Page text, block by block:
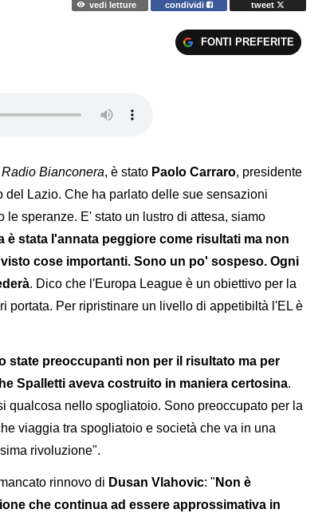
vedi letture condividi tweet
FONTI PREFERITE
Radio Bianconera, è stato Paolo Carraro, presidente
Lazio. Che ha parlato delle sue sensazioni
speranze. E' stato un lustro di attesa, siamo
è stata l'annata peggiore come risultati ma non
cose importanti. Sono un po' sospeso. Ogni
. Dico che l'Europa League è un obiettivo per la
portata. Per ripristinare un livello di appetibiltà l'EL è
state preoccupanti non per il risultato ma per
Spalletti aveva costruito in maniera certosina.
qualcosa nello spogliatoio. Sono preoccupato per la
viaggia tra spogliatoio e società che va in una
rivoluzione".
rinnovo di Dusan Vlahovic: " Non è
che continua ad essere approssimativa in